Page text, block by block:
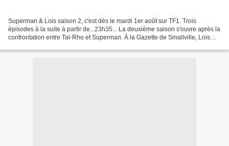
Superman & Lois saison 2, c'est dès le mardi 1er août sur TF1. Trois
épisodes à la suite à partir de...23h35... La deuxième saison s'ouvre après la
confrontation entre Tal-Rho et Superman. À la Gazette de Smallville, Lois